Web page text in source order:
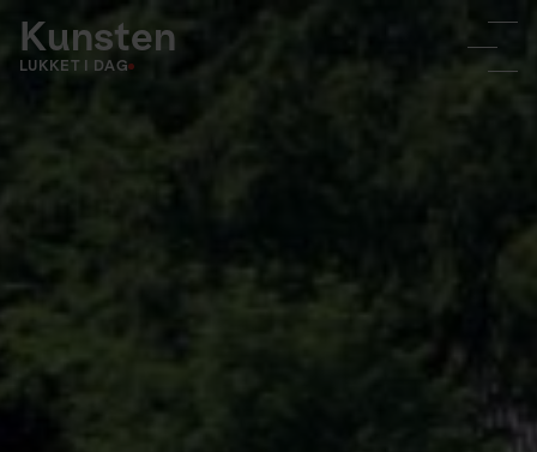
Kunsten
LUKKET I DAG